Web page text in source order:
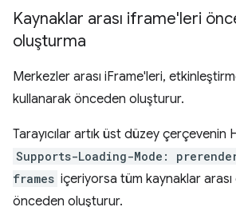
Kaynaklar arası iframe'leri
oluşturma
Merkezler arası iFrame'leri,
kullanarak önceden oluşturur.
Tarayıcılar artık üst düzey çerçevenin
Supports-Loading-Mode:
frames içeriyorsa tüm kaynaklar
önceden oluşturur.